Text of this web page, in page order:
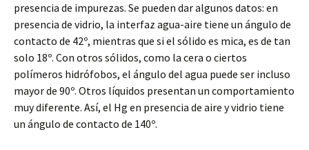
presencia de impurezas. Se pueden dar algunos datos: en
presencia de vidrio, la interfaz agua-aire tiene un ángulo de
contacto de 42º, mientras que si el sólido es mica, es de tan
solo 18º. Con otros sólidos, como la cera o ciertos
polímeros hidrófobos, el ángulo del agua puede ser incluso
mayor de 90º. Otros líquidos presentan un comportamiento
muy diferente. Así, el Hg en presencia de aire y vidrio tiene
un ángulo de contacto de 140º.